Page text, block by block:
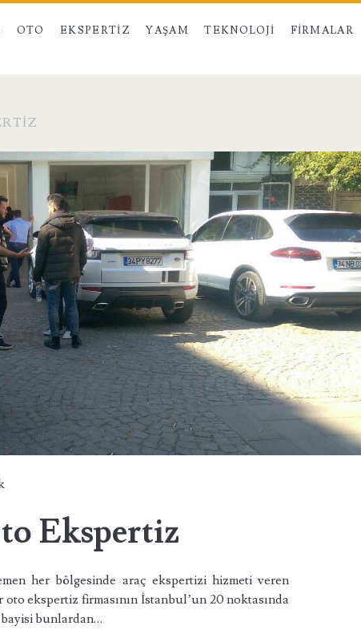
OTO EKSPERTIZ YAŞAM TEKNOLOJI FIRMALAR
Ekspertiz
her bölgesinde araç ekspertizi hizmeti veren
ekspertiz firmasının İstanbul’un 20 noktasında
bayisi bunlardan…